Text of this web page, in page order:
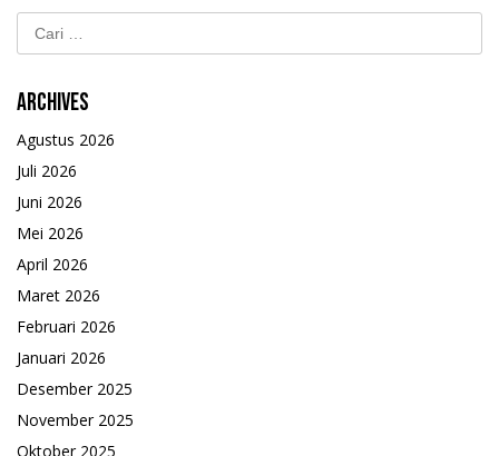
Cari
untuk:
Archives
Agustus 2026
Juli 2026
Juni 2026
Mei 2026
April 2026
Maret 2026
Februari 2026
Januari 2026
Desember 2025
November 2025
Oktober 2025